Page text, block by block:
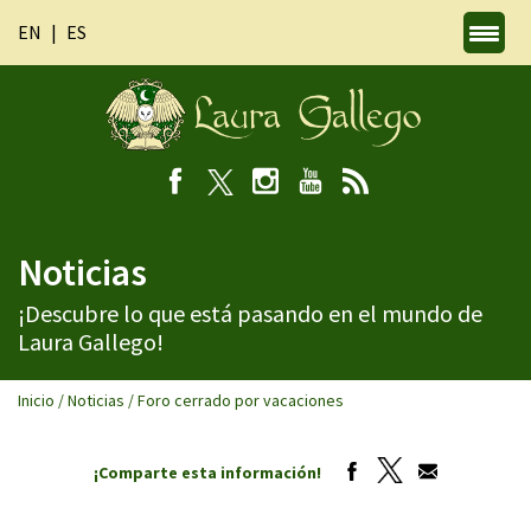
EN ES
Noticias
¡Descubre lo que está pasando en el mundo de
Laura Gallego!
Inicio /Noticias /Foro cerrado por vacaciones
¡Comparte esta información!